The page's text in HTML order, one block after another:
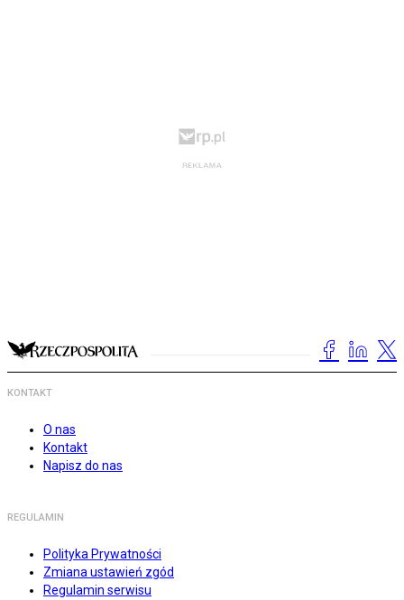
KONTAKT
O nas
Kontakt
Napisz do nas
REGULAMIN
Polityka Prywatności
Zmiana ustawień zgód
Regulamin serwisu